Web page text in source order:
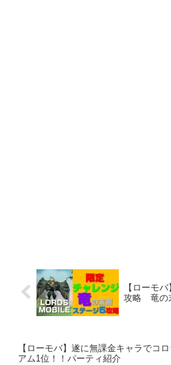
【ローモ
攻略 竜の
【ローモバ】遂に無課金キャラでコロ
アム1位！！パーティ紹介